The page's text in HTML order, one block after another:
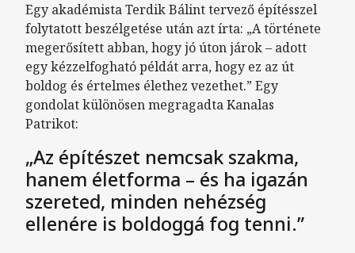
Egy akadémista Terdik Bálint tervező építésszel
folytatott beszélgetése után azt írta: „A története
megerősített abban, hogy jó úton járok – adott
egy kézzelfogható példát arra, hogy ez az út
boldog és értelmes élethez vezethet.” Egy
gondolat különösen megragadta Kanalas
Patrikot:
„Az építészet nemcsak szakma,
hanem életforma – és ha igazán
szereted, minden nehézség
ellenére is boldoggá fog tenni.”